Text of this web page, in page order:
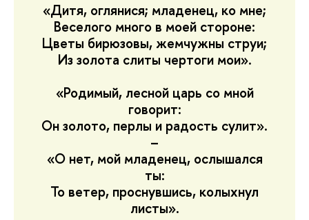
«Дитя, оглянися; младенец, ко мне;
Веселого много в моей стороне:
Цветы бирюзовы, жемчужны струи;
Из золота слиты чертоги мои».
«Родимый, лесной царь со мной
говорит:
Он золото, перлы и радость сулит».
–
«О нет, мой младенец, ослышался
ты:
То ветер, проснувшись, колыхнул
листы».